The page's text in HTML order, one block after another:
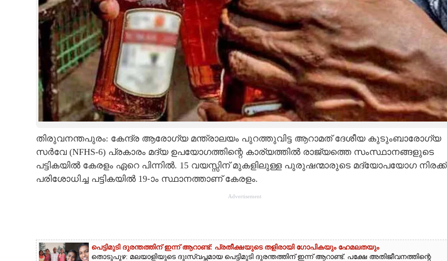
SPIRITUAL
LITERATURE
തിരുവനന്തപുരം: കേന്ദ്ര ആരോഗ്യ മന്ത്രാലയം പുറത്തുവിട്ട ആറാമത് ദേശീയ കുടുംബാരോഗ്യ
സര്‍വേ (NFHS-6) പ്രകാരം മദ്യ ഉപയോഗത്തിന്റെ കാര്യത്തില്‍ രാജ്യത്തെ സംസ്ഥാനങ്ങളുടെ
പട്ടികയില്‍ കേരളം ഏറെ പിന്നില്‍. 15 വയസ്സിന് മുകളിലുള്ള പുരുഷന്മാരുടെ മദ്യോപയോഗ നിരക്ക്
പരിശോധിച്ച പട്ടികയില്‍ 19-ാം സ്ഥാനത്താണ് കേരളം.
Advertisement
പെട്ടിമുടി ദുരന്തത്തിന് ഇന്ന് ആറാണ്ട്: പ്രതീക്ഷയുടെ തളിരായി ഗോപികയും ഹേമലതയും
തൊടുപുഴ: മലയാളിയുടെ ദുഃസ്വപ്നമായ പെട്ടിമുടി ദുരന്തത്തിന് ഇന്ന് ആറാണ്ട്. പക്ഷേ അതിജീവനത്തിന്റെ